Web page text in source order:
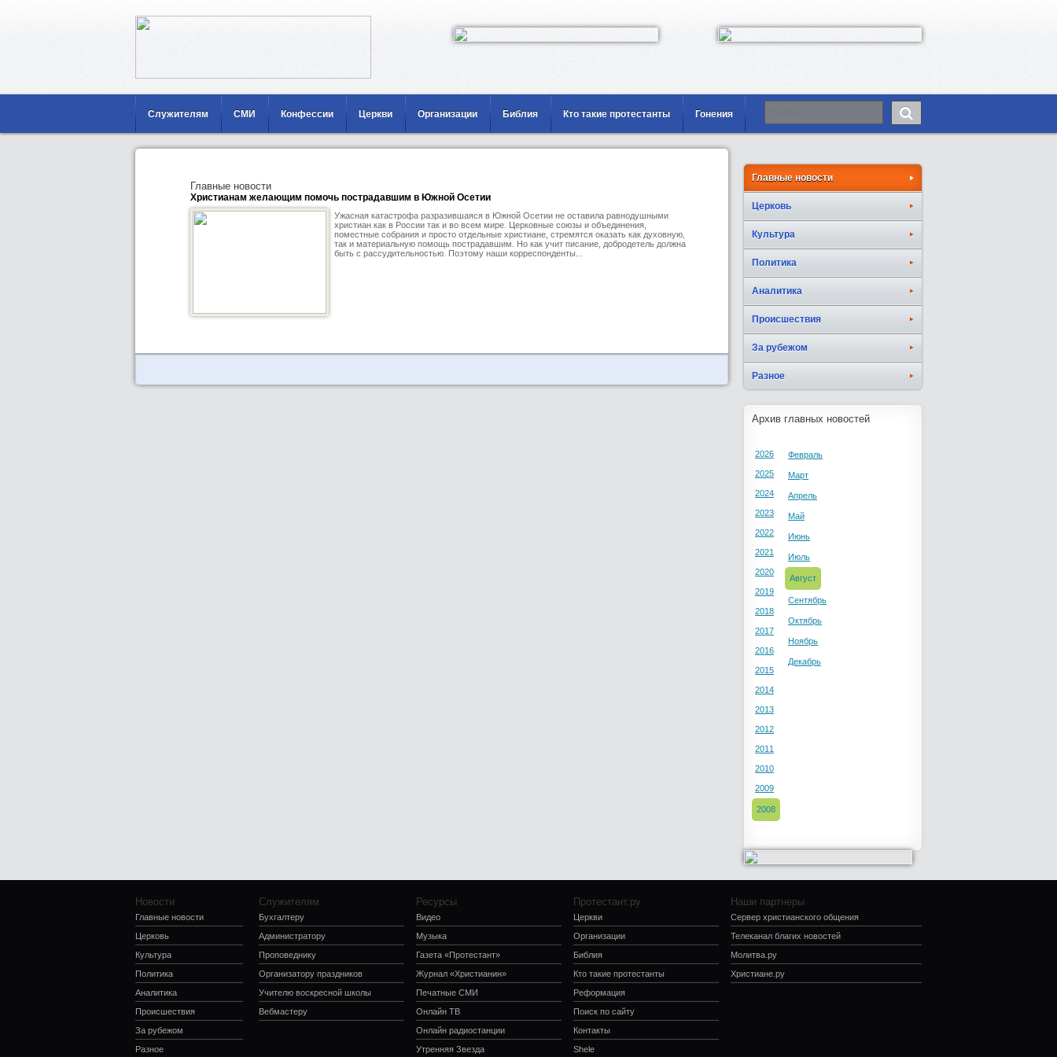
Служителям СМИ Конфессии Церкви Организации Библия Кто такие протестанты Гонения
Главные новости
Христианам желающим помочь пострадавшим в Южной Осетии
Ужасная катастрофа разразившаяся в Южной Осетии не оставила равнодушными
христиан как в России так и во всем мире. Церковные союзы и объединения,
поместные собрания и просто отдельные христиане, стремятся оказать как духовную,
так и материальную помощь пострадавшим. Но как учит писание, добродетель должна
быть с рассудительностью. Поэтому наши корреспонденты...
Главные новости
Церковь
Культура
Политика
Аналитика
Происшествия
За рубежом
Разное
Архив главных новостей
2026
2025
2024
2023
2022
2021
2020
2019
2018
2017
2016
2015
2014
2013
2012
2011
2010
2009
2008
Февраль
Март
Апрель
Май
Июнь
Июль
Август
Сентябрь
Октябрь
Ноябрь
Декабрь
Новости
Главные новости
Церковь
Культура
Политика
Аналитика
Происшествия
За рубежом
Разное
Служителям
Бухгалтеру
Администратору
Проповеднику
Организатору праздников
Учителю воскресной школы
Вебмастеру
Ресурсы
Видео
Музыка
Газета «Протестант»
Журнал «Христианин»
Печатные СМИ
Онлайн ТВ
Онлайн радиостанции
Утренняя Звезда
Протестант.ру
Церкви
Организации
Библия
Кто такие протестанты
Реформация
Поиск по сайту
Контакты
Shele
Наши партнеры
Сервер христианского общения
Телеканал благих новостей
Молитва.ру
Христиане.ру